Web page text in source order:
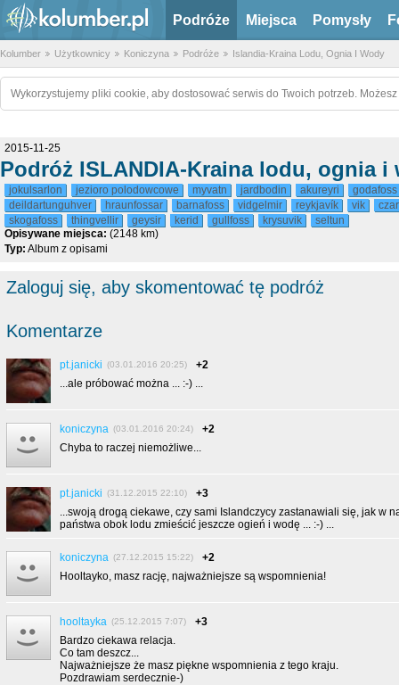
Podróże Miejsca Pomysły
Kolumber Użytkownicy Koniczyna Podróże Islandia-Kraina Lodu, Ognia I Wody
Wykorzystujemy pliki cookie, aby dostosować serwis do Twoich potrzeb.
2015-11-25
Podróż ISLANDIA-Kraina lodu, ognia i
jokulsarlon jezioro polodowcowe myvatn jardbodin akureyri
godafoss
deildartunguhver
hraunfossar barnafoss vidgelmir reykjavík vik
skogafoss
thingvellir geysir kerid gullfoss krysuvik
seltun
Opisywane miejsca: (2148 km)
Typ: Album z opisami
Zaloguj się, aby skomentować tę podróż
Komentarze
pt.janicki (03.01.2016 20:25)
+2
...ale próbować można ... :-) ...
koniczyna (03.01.2016 20:24)
+2
Chyba to raczej niemożliwe...
pt.janicki (31.12.2015 22:10)
+3
...swoją drogą ciekawe, czy sami Islandczycy zastanawiali się, jak w
państwa obok lodu zmieścić jeszcze ogień i wodę ... :-) ...
koniczyna (27.12.2015 15:22)
+2
Hooltayko, masz rację, najważniejsze są wspomnienia!
hooltayka (25.12.2015 7:07)
+3
Bardzo ciekawa relacja.
Co tam deszcz...
Najważniejsze że masz piękne wspomnienia z tego kraju.
Pozdrawiam serdecznie-)